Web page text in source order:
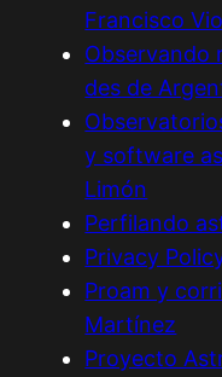
Francisco
Observando
des de
y software
Limón
Perfilando
Privacy
Proam y
Martínez
Proyecto